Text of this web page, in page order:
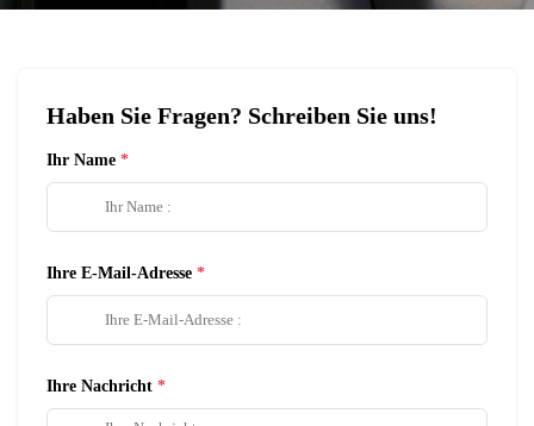
Haben Sie Fragen? Schreiben Sie uns!
Ihr Name
Ihre E-Mail-Adresse
Ihre Nachricht